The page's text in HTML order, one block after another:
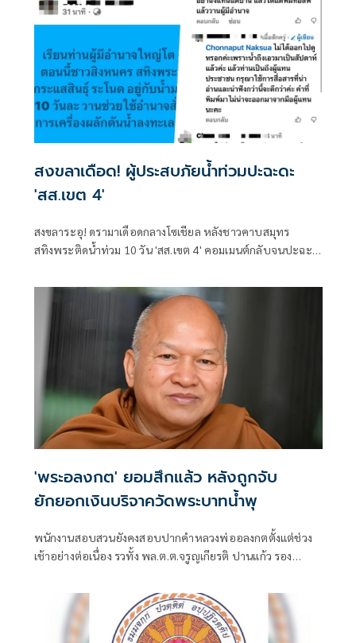
สงขลาเดือด! ผู้ประสบภัยน้ำท่วมปะฉะดะ
'สส.เขต 4'
สงขลาระอุ! ดรามาเดือดกลางโซเชียล หลังชาวคาบสมุทร
สทิงพระติดน้ำท่วม 10 วัน 'สส.เขต 4' คอมเมนต์กลับจนปะฉะ
'พระอลงกต' ยอมสึกแล้ว หลังถูกจับ
ยักยอกเงินบริจาควัดพระบาทน้ำพุ
พนักงานสอบสวนยังคงสอบปากคำหลวงพ่ออลงกตตั้งแต่ช่วง
เช้าอย่างต่อเนื่อง รวทั้ง พล.ต.ต.จรูญเกียรติ ปานแก้ว รอง
และปราบปรามการทุจริตในภาครัฐ (ป.ป.ท.)